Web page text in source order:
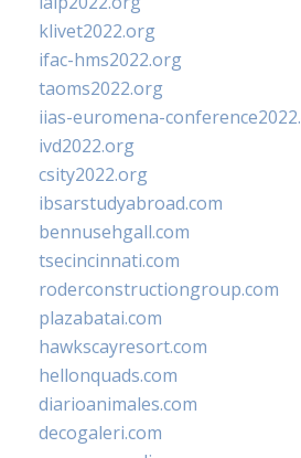
klivet2022.org
ifac-hms2022.org
taoms2022.org
iias-euromena-
ivd2022.org
csity2022.org
ibsarstudyabroad.com
bennusehgall.com
tsecincinnati.com
roderconstructiongroup.com
plazabatai.com
hawkscayresort.com
hellonquads.com
diarioanimales.com
decogaleri.com